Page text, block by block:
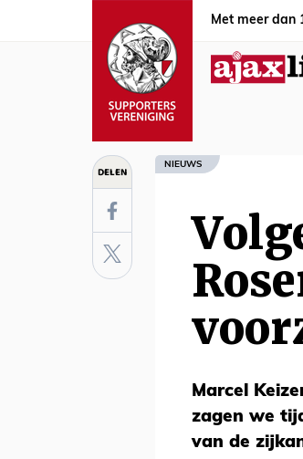
Met meer dan
DELEN NIEUWS
Marcel
zagen we
van de